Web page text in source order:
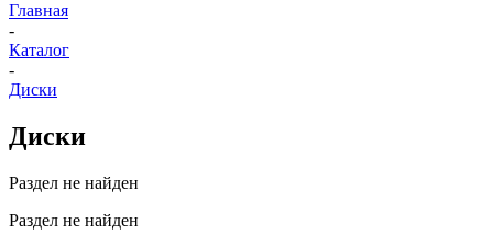
Главная
-
Каталог
-
Диски
Диски
Раздел не найден
Раздел не найден